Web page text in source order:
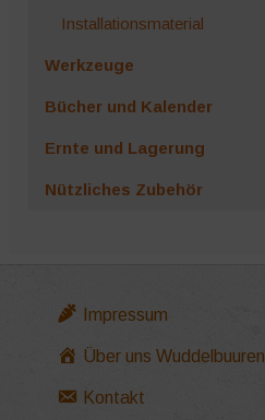
Installationsmaterial
Werkzeuge
Bücher und Kalender
Ernte und Lagerung
Nützliches Zubehör
Impressum
Über uns Wuddelbuuren
Kontakt